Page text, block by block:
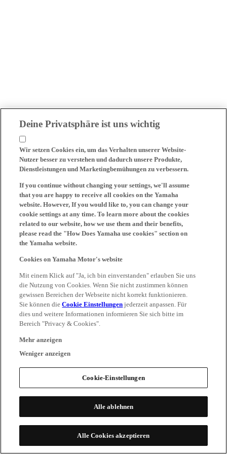
Deine Privatsphäre ist uns wichtig
Wir setzen Cookies ein, um das Verhalten unserer Website-
Nutzer besser zu verstehen und dadurch unsere Produkte,
Dienstleistungen und Marketingbemühungen zu verbessern.
If you continue without changing your settings, we'll assume
that you are happy to receive all cookies on the Yamaha
website. However, If you would like to, you can change your
cookie settings at any time. To learn more about the cookies
related to our website, how we use them and their benefits,
please read the "How Does Yamaha use cookies" section on
the Yamaha website.
Cookies on Yamaha Motor's website
Mit einem Klick auf "Ja, ich bin einverstanden" erlauben Sie uns
die Nutzung von Cookies. Wenn Sie nicht zustimmen können
gewissen Bereichen der Webseite nicht korrekt funktionieren.
Sie können dieCookie Einstellungen jederzeit anpassen. Für
dies und weitere Informationen informieren Sie sich bitte im
Bereich "Privacy & Cookies".
Mehr anzeigen
Weniger anzeigen
Cookie-Einstellungen
Alle ablehnen
Alle Cookies akzeptieren